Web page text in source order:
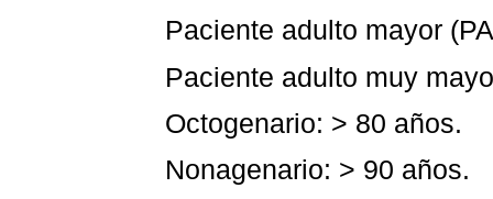
Paciente adulto mayor
Paciente adulto muy
Octogenario: > 80 años.
Nonagenario: > 90 años.